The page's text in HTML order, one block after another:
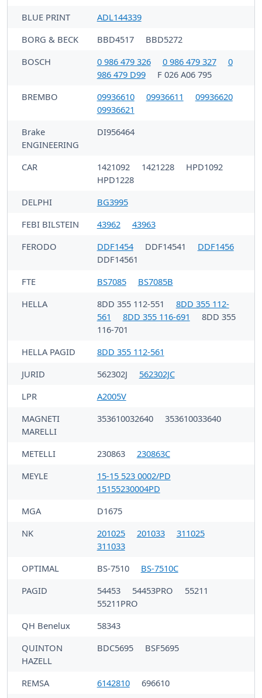
BLUE PRINT
ADL144339
BORG & BECK
BBD4517
BBD5272
BOSCH
0 986 479 326 0 986 479 327
0
986 479 D99
F 026 A06 795
BREMBO
09936610 09936611
09936620
09936621
Brake
ENGINEERING
DI956464
CAR 1421092 1421228
HPD1092
HPD1228
DELPHI
BG3995
FEBI BILSTEIN
43962
43963
FERODO
DDF1454 DDF14541
DDF1456
DDF14561
FTE
BS7085
BS7085B
HELLA
8DD 355 112-551
8DD 355 112-
561
8DD 355 116-691
8DD 355
116-701
HELLA PAGID
8DD 355 112-561
JURID
562302J
562302JC
LPR
A2005V
MAGNETI
MARELLI
353610032640 353610033640
METELLI 230863
230863C
MEYLE
15-15 523 0002/PD
15155230004PD
MGA
D1675
NK
201025 201033
311025
311033
OPTIMAL
BS-7510
BS-7510C
PAGID
54453 54453PRO
55211
55211PRO
QH Benelux
58343
QUINTON
HAZELL
BDC5695 BSF5695
REMSA 6142810
696610